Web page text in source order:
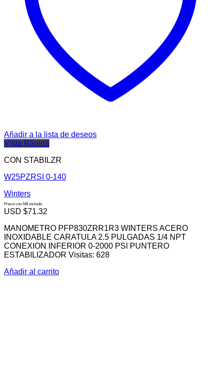
Añadir a la lista de deseos
Vista Rápida
CON STABILZR
W25PZRSI 0-140
Winters
Precio con IVA incluido
USD $71.32
MANOMETRO PFP830ZRR1R3 WINTERS ACERO
INOXIDABLE CARATULA 2.5 PULGADAS 1/4 NPT
CONEXION INFERIOR 0-2000 PSI PUNTERO
ESTABILIZADOR Visitas: 628
Añadir al carrito